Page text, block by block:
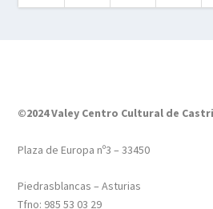
©2024 Valey Centro Cultural de
Plaza de Europa nº3 – 33450
Piedrasblancas – Asturias
Tfno: 985 53 03 29